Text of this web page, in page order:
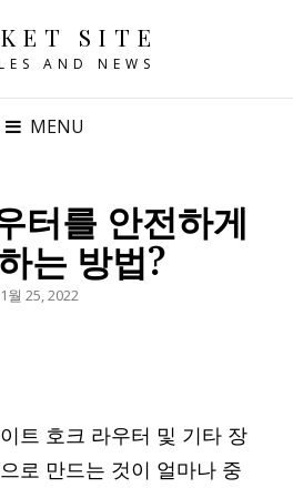
SITE
AND NEWS
MENU
터를 안전하게
는 방법?
POSTED
1월 25, 2022
트 호크 라우터 및 기타 장
로 만드는 것이 얼마나 중